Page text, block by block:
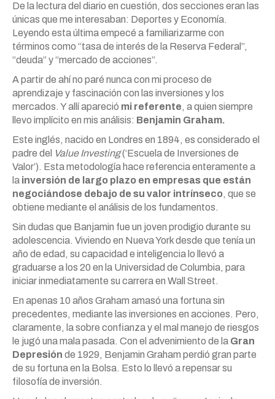
De la lectura del diario en cuestión, dos secciones eran las
únicas que me interesaban: Deportes y Economía.
Leyendo esta última empecé a familiarizarme con
términos como “tasa de interés de la Reserva Federal”,
“deuda” y “mercado de acciones”.
A partir de ahí no paré nunca con mi proceso de
aprendizaje y fascinación con las inversiones y los
mercados. Y allí apareció mi referente, a quien siempre
llevo implícito en mis análisis: Benjamin Graham.
Este inglés, nacido en Londres en 1894, es considerado el
padre del Value Investing(‘Escuela de Inversiones de
Valor’). Esta metodología hace referencia enteramente a
la inversión de largo plazo en empresas que están
negociándose debajo de su valor intrínseco, que se
obtiene mediante el análisis de los fundamentos.
Sin dudas que Banjamin fue un joven prodigio durante su
adolescencia. Viviendo en Nueva York desde que tenía un
año de edad, su capacidad e inteligencia lo llevó a
graduarse a los 20 en la Universidad de Columbia, para
iniciar inmediatamente su carrera en Wall Street.
En apenas 10 años Graham amasó una fortuna sin
precedentes, mediante las inversiones en acciones. Pero,
claramente, la sobre confianza y el mal manejo de riesgos
le jugó una mala pasada. Con el advenimiento de la Gran
Depresión de 1929, Benjamin Graham perdió gran parte
de su fortuna en la Bolsa. Esto lo llevó a repensar su
filosofía de inversión.